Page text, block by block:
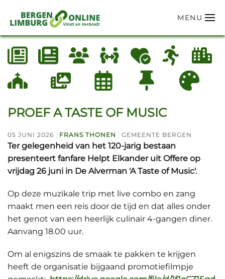
Terug naar hoofdinhoud
MENU
PROEF A TASTE OF MUSIC
05 JUNI 2026 FRANS THONEN GEMEENTE BERGEN
Ter gelegenheid van het 120-jarig bestaan
presenteert fanfare Helpt Elkander uit Offere op
vrijdag 26 juni in De Alverman 'A Taste of Music'.
Op deze muzikale trip met live combo en zang
maakt men een reis door de tijd en dat alles onder
het genot van een heerlijk culinair 4-gangen diner.
Aanvang 18.00 uur.
Om al enigszins de smaak te pakken te krijgen
heeft de organisatie bijgaand promotiefilmpje